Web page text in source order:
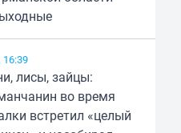
16:39
лисы, зайцы:
во время
встретил «целый